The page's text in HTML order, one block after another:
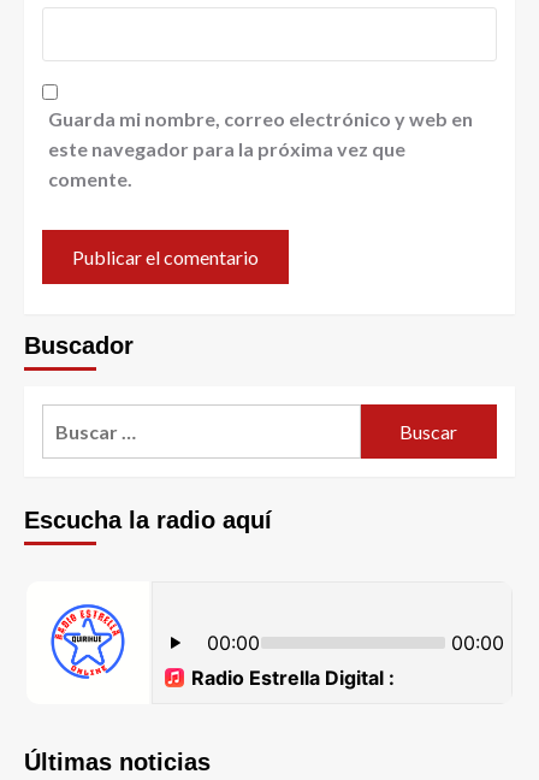
Guarda mi nombre, correo electrónico y web en
este navegador para la próxima vez que
comente.
Buscador
Escucha la radio aquí
Últimas noticias